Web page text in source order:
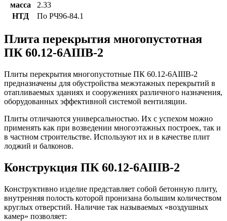
масса
2.33
НТД
По РЧ96-84.1
Плита перекрытия многопустотная
ПК 60.12-6АIIIВ-2
Плиты перекрытия многопустотные ПК 60.12-6АIIIВ-2
предназначены для обустройства межэтажных перекрытий в
отапливаемых зданиях и сооружениях различного назначения,
оборудованных эффективной системой вентиляции.
Плиты отличаются универсальностью. Их с успехом можно
применять как при возведении многоэтажных построек, так и
в частном строительстве. Используют их и в качестве плит
лоджий и балконов.
Конструкция ПК 60.12-6АIIIВ-2
Конструктивно изделие представляет собой бетонную плиту,
внутренняя полость которой пронизана большим количеством
круглых отверстий. Наличие так называемых «воздушных
камер» позволяет: